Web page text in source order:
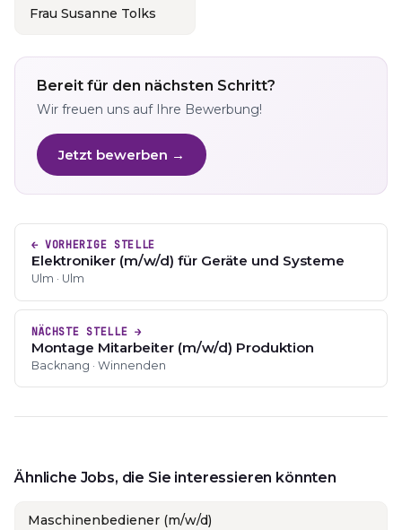
Frau Susanne Tolks
Bereit für den nächsten Schritt?
Wir freuen uns auf Ihre Bewerbung!
Jetzt bewerben →
← VORHERIGE STELLE
Elektroniker (m/w/d) für Geräte und Systeme
Ulm · Ulm
NÄCHSTE STELLE →
Montage Mitarbeiter (m/w/d) Produktion
Backnang · Winnenden
Ähnliche Jobs, die Sie interessieren könnten
Maschinenbediener (m/w/d)